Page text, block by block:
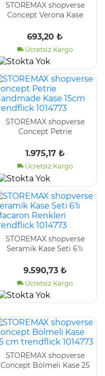
STOREMAX shopverse
Concept Verona Kase
1014773
693,20 ₺
Ücretsiz Kargo
STOREMAX shopverse
Concept Petrie
trendflick 1014773
1.975,17 ₺
Ücretsiz Kargo
STOREMAX shopverse
Seramik Kase Seti 6'lı
trendflick 1014773
9.590,73 ₺
Ücretsiz Kargo
STOREMAX shopverse
Concept Bölmeli Kase 25